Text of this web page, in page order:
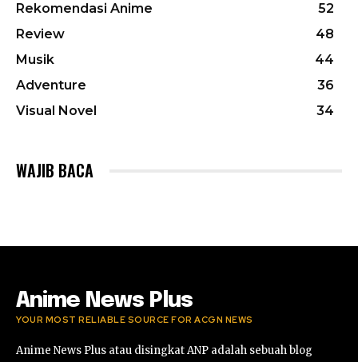
Rekomendasi Anime
52
Review
48
Musik
44
Adventure
36
Visual Novel
34
WAJIB BACA
Anime News Plus
YOUR MOST RELIABLE SOURCE FOR ACGN NEWS
Anime News Plus atau disingkat ANP adalah sebuah blog